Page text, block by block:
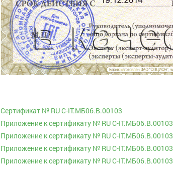
Cертификат № RU С-IT.МБ06.В.00103
Приложение к сертификату № RU С-IT.МБ06.В.00103
Приложение к сертификату № RU С-IT.МБ06.В.00103
Приложение к сертификату № RU С-IT.МБ06.В.00103
Приложение к сертификату № RU С-IT.МБ06.В.00103